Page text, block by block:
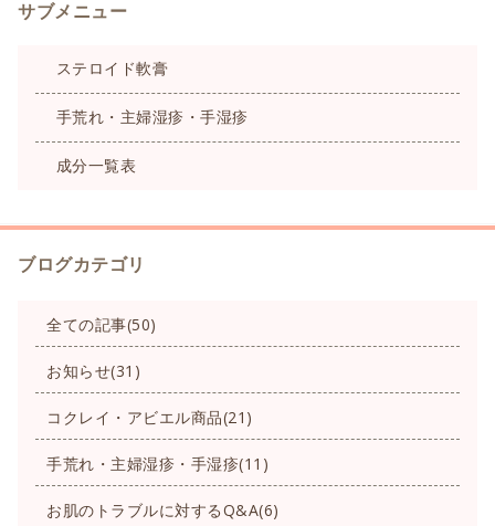
サブメニュー
ステロイド軟膏
手荒れ・主婦湿疹・手湿疹
成分一覧表
ブログカテゴリ
全ての記事(50)
お知らせ(31)
コクレイ・アビエル商品(21)
手荒れ・主婦湿疹・手湿疹(11)
お肌のトラブルに対するQ&A(6)